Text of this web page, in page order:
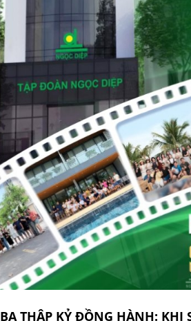
BA THẬP KỶ ĐỒNG HÀNH: KHI